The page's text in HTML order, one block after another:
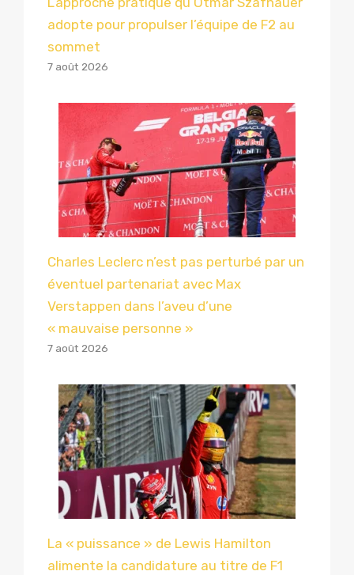
adopte pour propulser l’équipe de F2 au
sommet
7 août 2026
Charles Leclerc n’est pas perturbé par un
éventuel partenariat avec Max
Verstappen dans l’aveu d’une
« mauvaise personne »
7 août 2026
La « puissance » de Lewis Hamilton
alimente la candidature au titre de F1